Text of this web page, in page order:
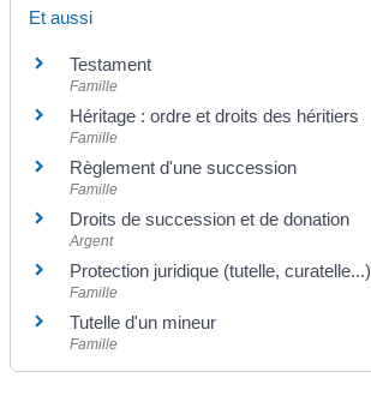
Et aussi
Testament
Famille
Héritage : ordre et droits des héritiers
Famille
Règlement d'une succession
Famille
Droits de succession et de donation
Argent
Protection juridique (tutelle, curatelle...)
Famille
Tutelle d'un mineur
Famille